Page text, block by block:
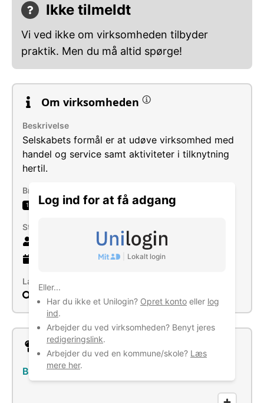
Log ind for at få adgang
Lokalt login
Eller...
Har du ikke et Unilogin? Opret konto eller log
ind.
Arbejder du ved virksomheden? Benyt jeres
redigeringslink.
Arbejder du ved en kommune/skole? Læs
mere her.
Ikke tilmeldt
Vi ved ikke om virksomheden tilbyder
praktik. Men du må altid spørge!
Om virksomheden
Beskrivelse
Selskabets formål er at udøve virksomhed med
handel og service samt aktiviteter i tilknytning
hertil.
Brancher
1 Vejgodstransport
Størrelse
gammel virksomhed
Læs mere
Søg
Lokation
Bremhøj 1, 6640 Lunderskov